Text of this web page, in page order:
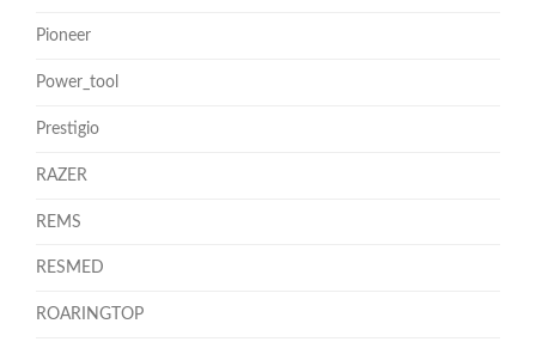
Pioneer
Power_tool
Prestigio
RAZER
REMS
RESMED
ROARINGTOP